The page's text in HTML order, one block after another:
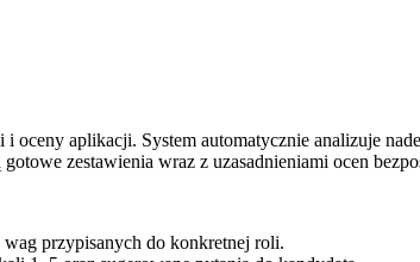
oceny aplikacji. System automatycznie analizuje
zestawienia wraz z uzasadnieniami ocen
przypisanych do konkretnej roli.